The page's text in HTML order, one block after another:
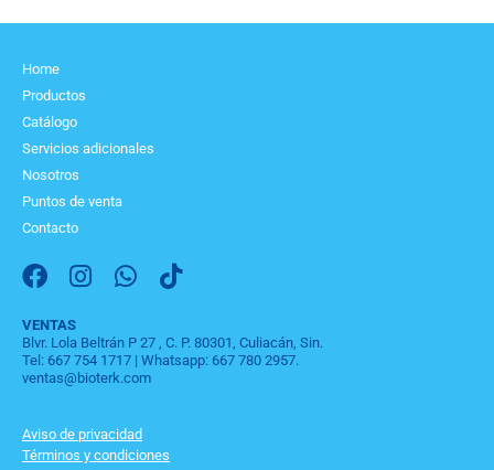
Home
Productos
Catálogo
Servicios adicionales
Nosotros
Puntos de venta
Contacto
F
c
e
b
o
k
I
t
a
r
a
W
t
s
p
p
T
t
VENTAS
Blvr. Lola Beltrán P 27 , C. P. 80301, Culiacán, Sin.
Tel: 667 754 1717 | Whatsapp: 667 780 2957.
ventas@bioterk.com
Aviso de privacidad
Términos y condiciones